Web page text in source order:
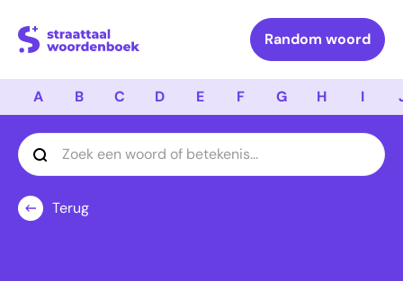
Logo Straattaal Woordenboek
Random woord
A B C D E F G H I
Terug